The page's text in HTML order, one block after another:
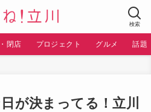
検索
閉店 プロジェクト グルメ 話題
が決まってる！立川